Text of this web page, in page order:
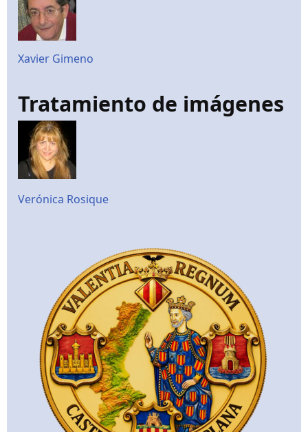
Xavier Gimeno
Tratamiento de imágenes
Verónica Rosique